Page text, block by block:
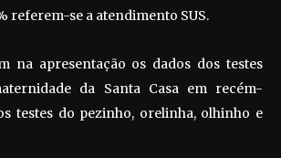
referem-se a atendimento SUS.
na apresentação os dados dos testes
da Santa Casa em recém-
testes do pezinho, orelinha, olhinho e